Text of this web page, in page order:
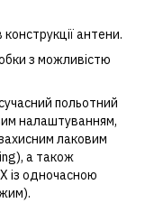
антени.
з можливістю
польотний
налаштуванням,
лаковим
а також
із одночасною